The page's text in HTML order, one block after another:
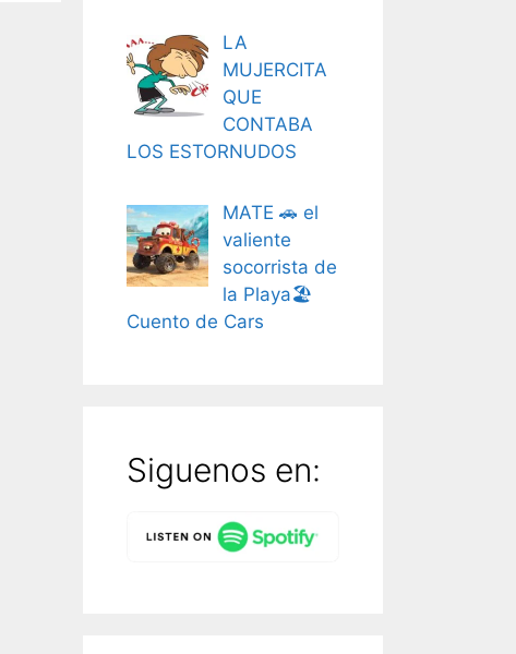
LA
MUJERCITA
QUE
CONTABA
LOS ESTORNUDOS
MATE 🚗 el
valiente
socorrista de
la Playa🏖️
Cuento de Cars
Siguenos en: